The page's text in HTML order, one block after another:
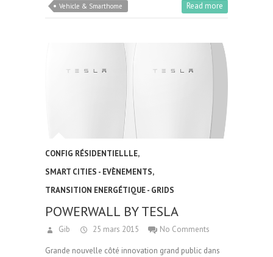
Vehicle & Smarthome
Read more
CONFIG RÉSIDENTIELLLE,
SMART CITIES - EVÈNEMENTS,
TRANSITION ENERGÉTIQUE - GRIDS
POWERWALL BY TESLA
Gib 25 mars 2015 No Comments
Grande nouvelle côté innovation grand public dans